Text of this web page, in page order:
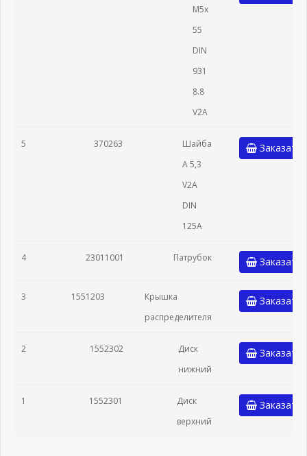
М5х
55
DIN
931
8.8
V2A
5 370263
Шайба
А 5,3
V2A
DIN
125A
Заказать
4 23011001 Патрубок Заказать
3 1551203
Крышка
распределителя
Заказать
2 1552302
Диск
нижний
Заказать
1 1552301
Диск
верхний
Заказать